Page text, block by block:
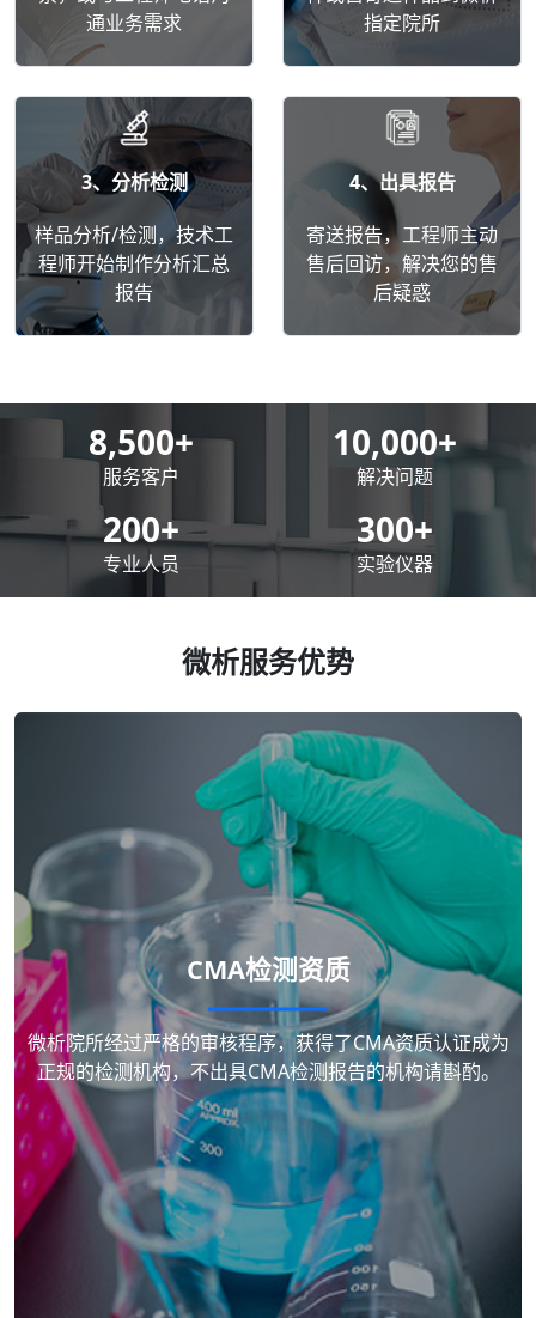
通业务需求
指定院所
3、分析检测
样品分析/检测，技术工
程师开始制作分析汇总
报告
4、出具报告
寄送报告，工程师主动
售后回访，解决您的售
后疑惑
8,500+
服务客户
10,000+
解决问题
200+
专业人员
300+
实验仪器
微析服务优势
CMA检测资质
微析院所经过严格的审核程序，获得了CMA资质认证成为
正规的检测机构，不出具CMA检测报告的机构请斟酌。